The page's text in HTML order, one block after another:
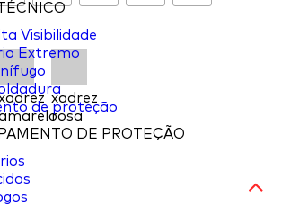
Visibilidade
Extremo
de proteção
DE PROTEÇÃO
xadrez
rosa